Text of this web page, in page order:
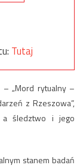
Tutaj
– „Mord rytualny –
z Rzeszowa”,
a śledztwo i jego
stanem badań